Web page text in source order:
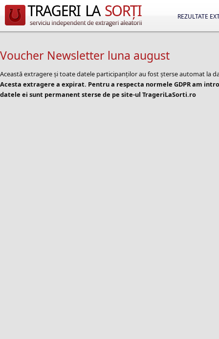
REZULTATE
Voucher Newsletter luna august
Această extragere și toate datele participanților au fost șterse automat la
Acesta extragere a expirat. Pentru a respecta normele GDPR am
datele ei sunt permanent sterse de pe site-ul TrageriLaSorti.ro